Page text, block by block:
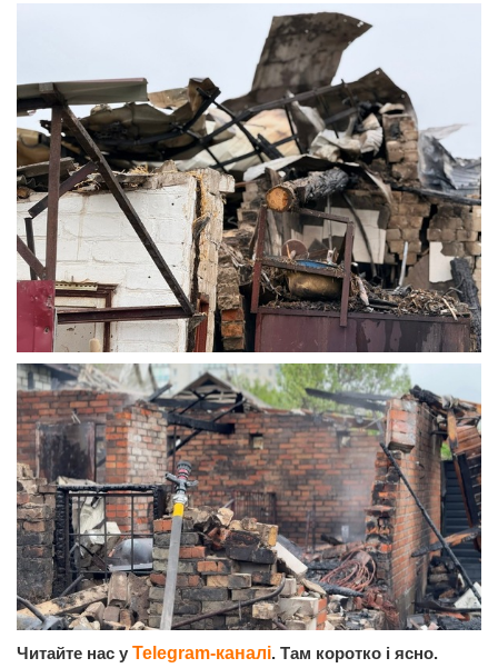
Читайте нас у Telegram-каналі. Там коротко і ясно.